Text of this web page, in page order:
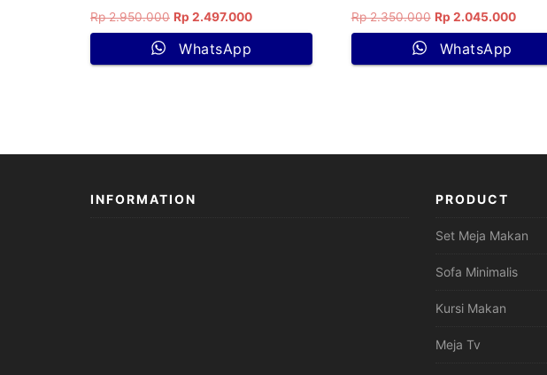
Rp2.950.000 Rp 2.497.000
WhatsApp
Rp2.350.000 Rp 2.045.000
WhatsApp
INFORMATION PRODUCT
Set Meja Makan
Sofa Minimalis
Kursi Makan
Meja Tv